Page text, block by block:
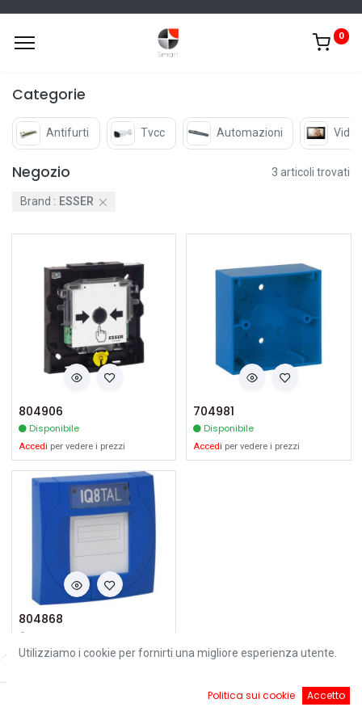
0
Categorie
Antifurti Tvcc Automazioni
Negozio 3 articoli trovati
Brand : ESSER
804906
Disponibile
Accedi per vedere i prezzi
704981
Disponibile
Accedi per vedere i prezzi
804868
Accediper vedere i prezzi
Utilizziamo i cookie per fornirti una migliore esperienza utente.
Politica sui cookie Accetto